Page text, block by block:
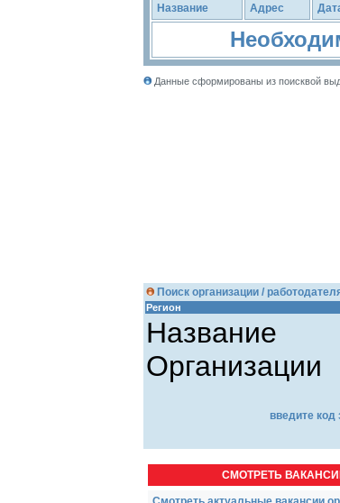
Название Адрес
Данные сформированы из поисквой
Поиск организации /
Регион
Название
Организации
введите код
СМОТРЕТЬ